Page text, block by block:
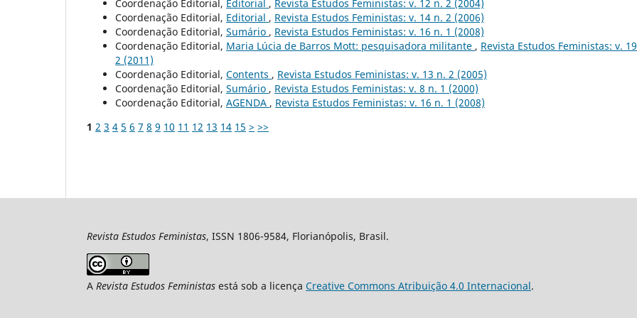
Coordenação Editorial, Editorial , Revista Estudos Feministas: v. 12 n. 2 (2004)
Coordenação Editorial, Editorial , Revista Estudos Feministas: v. 14 n. 2 (2006)
Coordenação Editorial, Sumário , Revista Estudos Feministas: v. 16 n. 1 (2008)
Coordenação Editorial, Maria Lúcia de Barros Mott: pesquisadora militante , Revista Estudos Feministas: v.
2 (2011)
Coordenação Editorial, Contents , Revista Estudos Feministas: v. 13 n. 2 (2005)
Coordenação Editorial, Sumário , Revista Estudos Feministas: v. 8 n. 1 (2000)
Coordenação Editorial, AGENDA , Revista Estudos Feministas: v. 16 n. 1 (2008)
1 2 3 4 5 6 7 8 9 10 11 12 13 14 15 > >>
Revista Estudos Feministas, ISSN 1806-9584, Florianópolis, Brasil.
A Revista Estudos Feministas está sob a licença Creative Commons Atribuição 4.0 Internacional.